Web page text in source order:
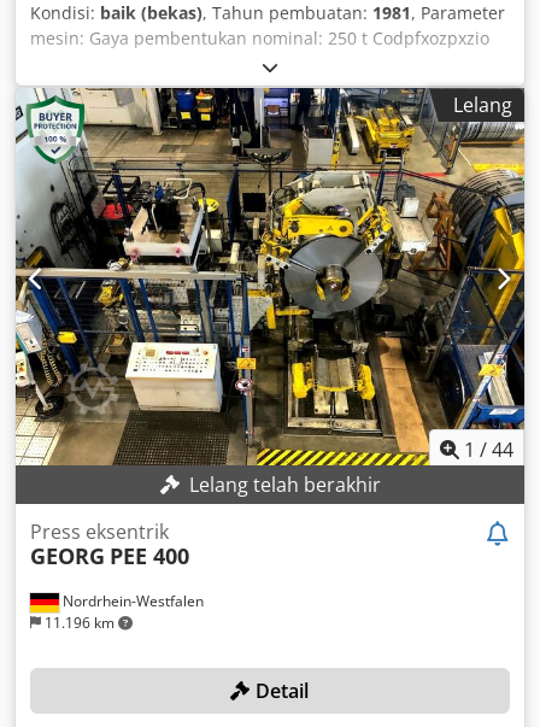
Kondisi: baik (bekas), Tahun pembuatan: 1981, Parameter
mesin: Gaya pembentukan nominal: 250 t Codpfxozpxzio
Ahcsrf Langkah: 45 mm Deskripsi: Mesin dalam kondisi
teknis yang baik, dapat diuji coba setelah kesepakatan
sebelumnya. Dimensi: 2580 x 1350 x 2975 mm Daya listrik:
22 kW Dokumentasi dalam bahasa Ceko Berat mesin:
12.880 kg
Lelang
1 /44
Lelang telah berakhir
Nordrhein-Westfalen
11.196 km
Press eksentrik
GEORG PEE 400
Detail